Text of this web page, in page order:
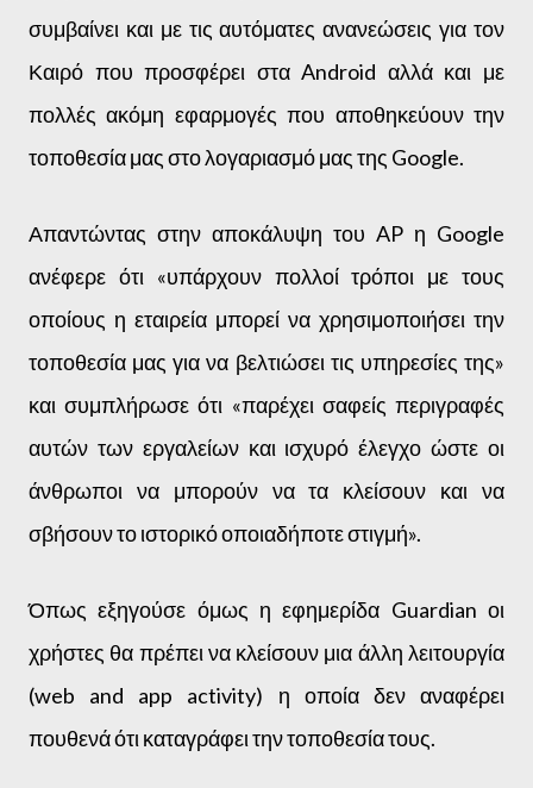
συμβαίνει και με τις αυτόματες ανανεώσεις για τον
Καιρό που προσφέρει στα Android αλλά και με
πολλές ακόμη εφαρμογές που αποθηκεύουν την
τοποθεσία μας στο λογαριασμό μας της Google.
Απαντώντας στην αποκάλυψη του AP η Google
ανέφερε ότι «υπάρχουν πολλοί τρόποι με τους
οποίους η εταιρεία μπορεί να χρησιμοποιήσει την
τοποθεσία μας για να βελτιώσει τις υπηρεσίες της»
και συμπλήρωσε ότι «παρέχει σαφείς περιγραφές
αυτών των εργαλείων και ισχυρό έλεγχο ώστε οι
άνθρωποι να μπορούν να τα κλείσουν και να
σβήσουν το ιστορικό οποιαδήποτε στιγμή».
Όπως εξηγούσε όμως η εφημερίδα Guardian οι
χρήστες θα πρέπει να κλείσουν μια άλλη λειτουργία
(web and app activity) η οποία δεν αναφέρει
πουθενά ότι καταγράφει την τοποθεσία τους.